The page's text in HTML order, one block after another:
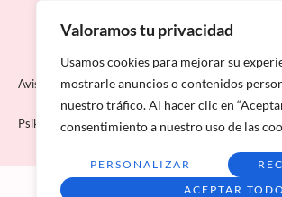
Valoramos tu privacidad
Usamos cookies para mejorar su
mostrarle anuncios o contenidos
nuestro tráfico. Al hacer clic en
consentimiento a nuestro uso de las
PERSONALIZAR
ACEPTAR TODO
Aviso LegalPolítica de privacidadCondiciones de
Psiko Aprende